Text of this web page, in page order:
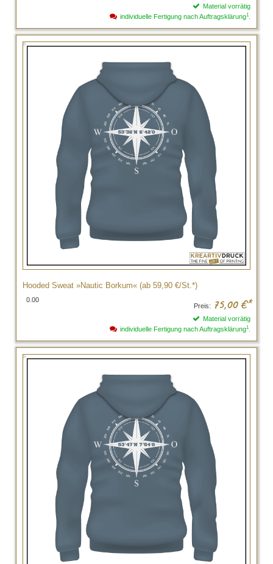
Material vorrätig
individuelle Fertigung nach Auftragsklärung1
Hooded Sweat »Nautic Borkum« (ab 59,90 €/St.*)
0.00
Preis: 75,00 €*
Material vorrätig
individuelle Fertigung nach Auftragsklärung1